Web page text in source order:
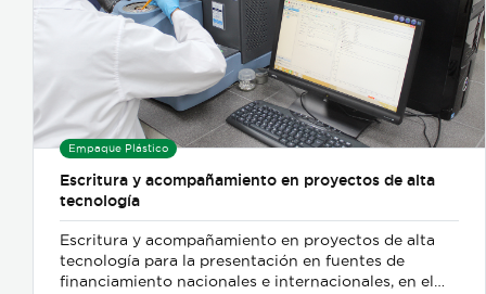
Empaque Plástico
Escritura y acompañamiento en proyectos de alta
tecnología
Escritura y acompañamiento en proyectos de alta
tecnología para la presentación en fuentes de
financiamiento nacionales e internacionales, en el